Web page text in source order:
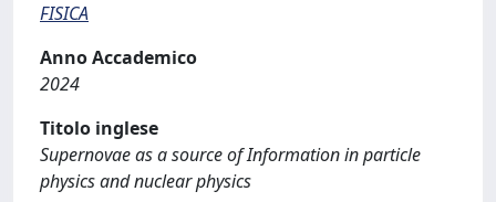
FISICA
Anno Accademico
2024
Titolo inglese
Supernovae as a source of Information in particle
physics and nuclear physics